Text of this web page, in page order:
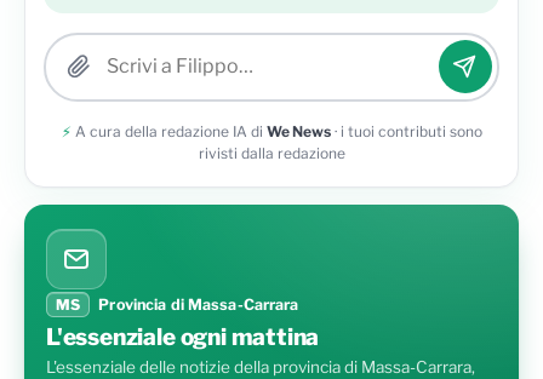
Allega una foto
⚡ A cura della redazione IA di We News· i tuoi contributi sono
rivisti dalla redazione
MS Provincia di Massa-Carrara
L'essenziale ogni mattina
L'essenziale delle notizie della provincia di Massa-Carrara,